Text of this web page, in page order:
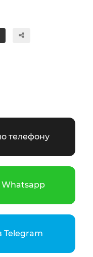
телефону
Whatsapp
Telegram